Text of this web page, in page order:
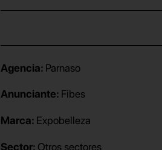
Agencia: Parnaso
Anunciante: Fibes
Marca: Expobelleza
Sector: Otros sectores